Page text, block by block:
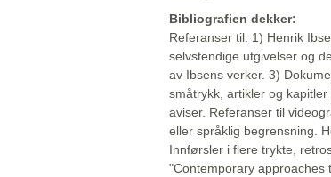
Bibliografien dekker:
Referanser til: 1) Henrik
selvstendige utgivelser og
av Ibsens verker. 3)
småtrykk, artikler og
aviser. Referanser til
eller språklig begrensning.
Innførsler i flere trykte,
"Contemporary approaches